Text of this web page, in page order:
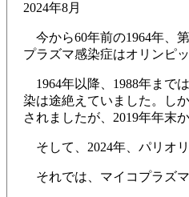
2024年8月
今から60年前の1964年、
プラズマ感染症はオリンピ
1964年以降、1988年まで
染は途絶えていました。し
されましたが、2019年年末
そして、2024年、パリオ
それでは、マイコプラズ